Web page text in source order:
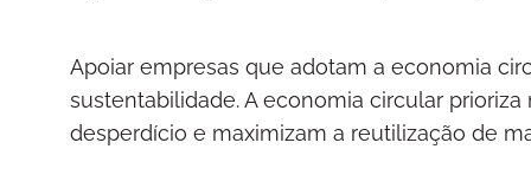
Apoiar empresas que adotam a economia
sustentabilidade. A economia circular
desperdício e maximizam a reutilização de